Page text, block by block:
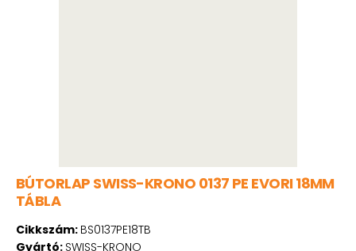
BÚTORLAP SWISS-KRONO 0137 PE EVORI 18MM
TÁBLA
Cikkszám: BS0137PE18TB
Gyártó: SWISS-KRONO